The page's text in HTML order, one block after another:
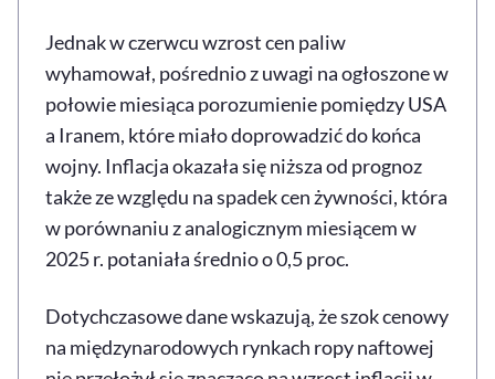
Jednak w czerwcu wzrost cen paliw
wyhamował, pośrednio z uwagi na ogłoszone w
połowie miesiąca porozumienie pomiędzy USA
a Iranem, które miało doprowadzić do końca
wojny. Inflacja okazała się niższa od prognoz
także ze względu na spadek cen żywności, która
w porównaniu z analogicznym miesiącem w
2025 r. potaniała średnio o 0,5 proc.
Dotychczasowe dane wskazują, że szok cenowy
na międzynarodowych rynkach ropy naftowej